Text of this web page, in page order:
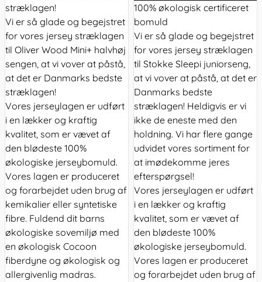
stræklagen!
Vi er så glade og begejstret
for vores jersey stræklagen
til Oliver Wood Mini+ halvhøj
sengen, at vi vover at påstå,
at det er Danmarks bedste
stræklagen!
Vores jerseylagen er udført
i en lækker og kraftig
kvalitet, som er vævet af
den blødeste 100%
økologiske jerseybomuld.
Vores lagen er produceret
og forarbejdet uden brug af
kemikalier eller syntetiske
fibre. Fuldend dit barns
økologiske sovemiljø med
en økologisk Cocoon
fiberdyne og økologisk og
allergivenlig madras.
100% økologisk certificeret
bomuld
Vi er så glade og begejstret
for vores jersey stræklagen
til Stokke Sleepi juniorseng,
at vi vover at påstå, at det er
Danmarks bedste
stræklagen! Heldigvis er vi
ikke de eneste med den
holdning. Vi har flere gange
udvidet vores sortiment for
at imødekomme jeres
efterspørgsel!
Vores jerseylagen er udført
i en lækker og kraftig
kvalitet, som er vævet af
den blødeste 100%
økologiske jerseybomuld.
Vores lagen er produceret
og forarbejdet uden brug af